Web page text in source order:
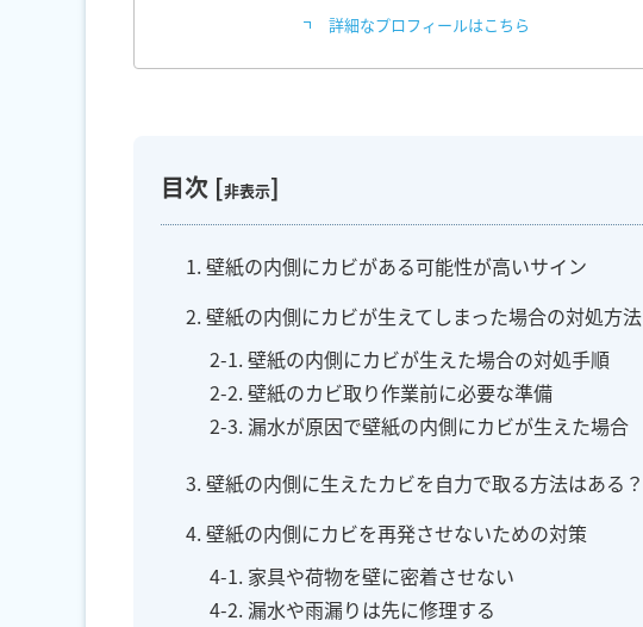
詳細なプロフィールはこちら
目次 [非表示]
1. 壁紙の内側にカビがある可能性が高いサイン
2. 壁紙の内側にカビが生えてしまった場合の対処方法
2-1. 壁紙の内側にカビが生えた場合の対処手順
2-2. 壁紙のカビ取り作業前に必要な準備
2-3. 漏水が原因で壁紙の内側にカビが生えた場合
3. 壁紙の内側に生えたカビを自力で取る方法はある？
4. 壁紙の内側にカビを再発させないための対策
4-1. 家具や荷物を壁に密着させない
4-2. 漏水や雨漏りは先に修理する